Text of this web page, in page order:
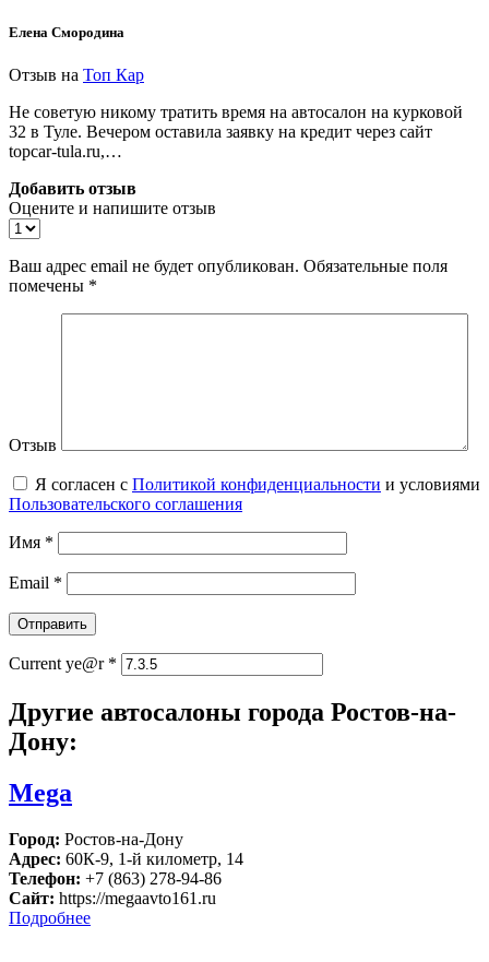
Елена Смородина
Отзыв на Топ Кар
Не советую никому тратить время на автосалон на курковой
32 в Туле. Вечером оставила заявку на кредит через сайт
topcar-tula.ru,…
Добавить отзыв
Оцените и напишите отзыв
Ваш адрес email не будет опубликован. Обязательные поля
помечены *
Отзыв
Я согласен с Политикой конфиденциальности и условиями
Пользовательского соглашения
Имя *
Email *
Current ye@r *
Другие автосалоны города Ростов-на-
Дону:
Mega
Город: Ростов-на-Дону
Адрес: 60К-9, 1-й километр, 14
Телефон: +7 (863) 278-94-86
Сайт: https://megaavto161.ru
Подробнее